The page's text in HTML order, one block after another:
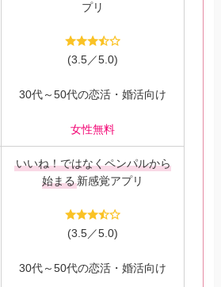
プリ
(3.5／5.0)
30代～50代の恋活・婚活向け
女性無料
いいね！ではなくペンパルから
始まる新感覚アプリ
(3.5／5.0)
30代～50代の恋活・婚活向け